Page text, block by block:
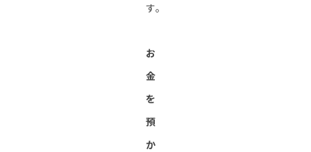
す。
お
金
を
預
か